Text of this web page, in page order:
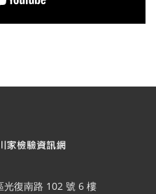
復南路 102 號 6 樓